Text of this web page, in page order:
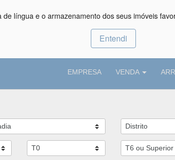
língua e o armazenamento dos seus imóveis
Entendi
EMPRESA VENDA